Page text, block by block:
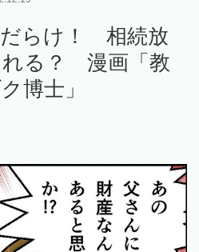
らけ！ 相続放
れる？ 漫画「教
博士」